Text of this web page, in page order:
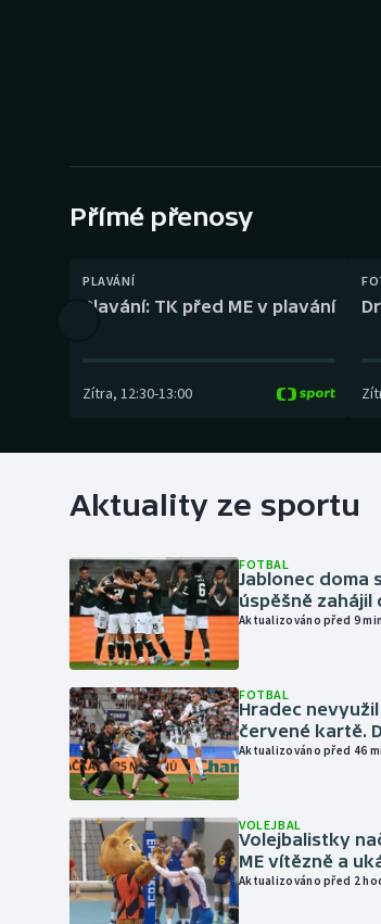
Přímé přenosy
PLAVÁNÍ
Plavání: TK před ME v plavání
Zítra, 12:30-13:00
Aktuality ze sportu
FOTBAL
Jablonec doma
úspěšně zahájil
Aktualizováno před 9 min
FOTBAL
Hradec
červené kartě.
Aktualizováno před 46
VOLEJBAL
Volejbalistky
ME vítězně a
Aktualizováno před 2